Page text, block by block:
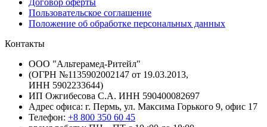
Пользовательское соглашение
Положение об обработке персональных данных
Контакты
ООО "Альтерамед-Ритейл"
(ОГРН №1135902002147 от 19.03.2013,
ИНН 5902233644)
ИП Ожгибесова С.А. ИНН 590400082697
Адрес офиса: г. Пермь, ул. Максима Горького 9, офис 17
Телефон: +8 800 350 60 45